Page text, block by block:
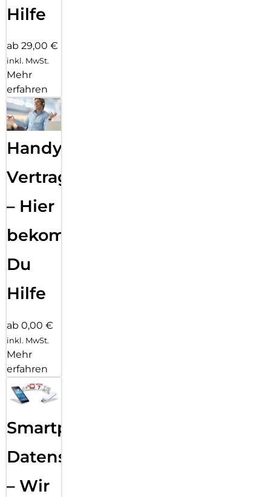
Hilfe
ab 29,00 €
inkl. MwSt.
Mehr
erfahren
Handy
Vertragsabwicklung
– Hier
bekommst
Du
Hilfe
ab 0,00 €
inkl. MwSt.
Mehr
erfahren
Smartphone
Datensicherung
– Wir